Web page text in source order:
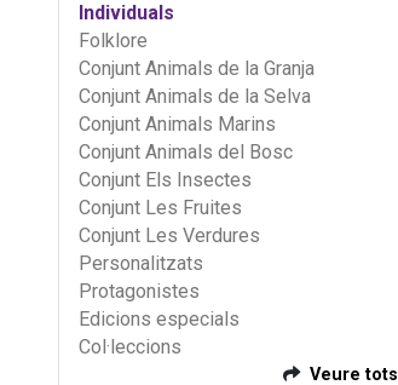
Individuals
Folklore
Conjunt Animals de la Granja
Conjunt Animals de la Selva
Conjunt Animals Marins
Conjunt Animals del Bosc
Conjunt Els Insectes
Conjunt Les Fruites
Conjunt Les Verdures
Personalitzats
Protagonistes
Edicions especials
Col·leccions
Veure tots